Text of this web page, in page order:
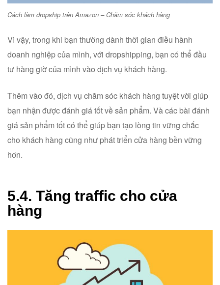
Cách làm dropship trên Amazon – Chăm sóc khách hàng
Vì vậy, trong khi bạn thường dành thời gian điều hành
doanh nghiệp của mình, với dropshipping, bạn có thể đầu
tư hàng giờ của mình vào dịch vụ khách hàng.
Thêm vào đó, dịch vụ chăm sóc khách hàng tuyệt vời giúp
bạn nhận được đánh giá tốt về sản phẩm. Và các bài đánh
giá sản phẩm tốt có thể giúp bạn tạo lòng tin vững chắc
cho khách hàng cũng như phát triển cửa hàng bền vững
hơn.
5.4. Tăng traffic cho cửa
hàng